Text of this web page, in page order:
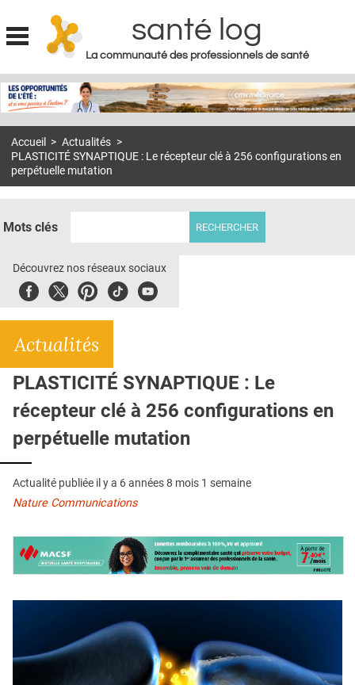
Jump to navigation
santé log
La communauté des professionnels de santé
MON COMPTE
S'ABONNER À LA REVUE SOIN À DOMICILE
ACTUS
E-REVUE SAD
THÉMA
CRÉDITS
Accueil > Actualités >
PLASTICITÉ SYNAPTIQUE : Le récepteur clé à 256 configurations en
perpétuelle mutation
Mots clés
Découvrez nos réseaux sociaux
FacebookTwitterPinterest
TiktokYoubute
Actualités
PLASTICITÉ SYNAPTIQUE : Le
récepteur clé à 256 configurations en
perpétuelle mutation
Actualité publiée il y a 6 années 8 mois 1 semaine
Nature Communications